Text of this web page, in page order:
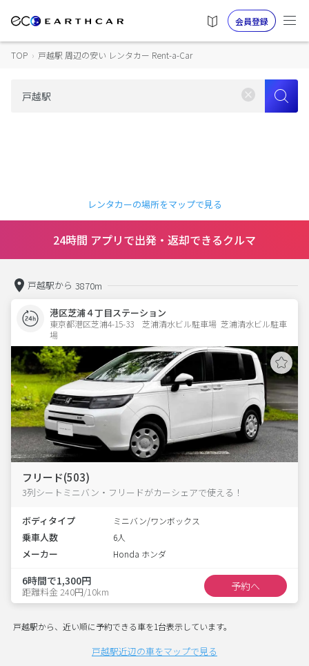
会員登録
TOP › 戸越駅 周辺の安い レンタカー Rent-a-Car
レンタカーの場所をマップで見る
24時間 アプリで出発・返却できるクルマ
戸越駅から 3870m
港区芝浦４丁目ステーション
東京都港区芝浦4-15-33　芝浦清水ビル駐車場  芝浦清水ビル駐車
場
フリード(503)
3列シートミニバン・フリードがカーシェアで使える！
ボディタイプ ミニバン/ワンボックス
乗車人数 6人
メーカー Honda ホンダ
6時間で1,300円
距離料金 240円/10km 予約へ
戸越駅から、近い順に予約できる車を1台表示しています。
戸越駅近辺の車をマップで見る